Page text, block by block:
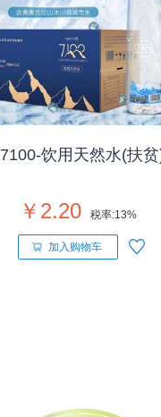
7100-饮用天然水(扶
￥2.20 税率:13%
加入购物车